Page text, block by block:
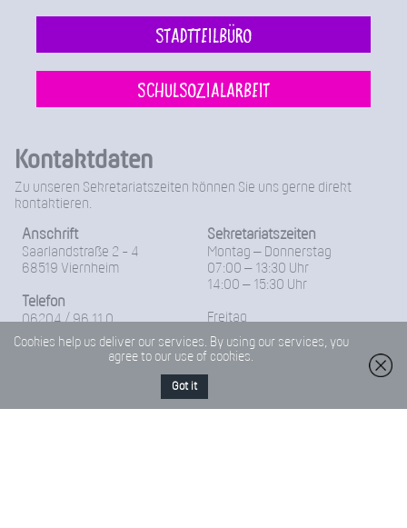
Stadtteilbüro
Schulsozialarbeit
Kontaktdaten
Zu unseren Sekretariatszeiten können Sie uns gerne direkt
kontaktieren.
Anschrift
Saarlandstraße 2 - 4
68519 Viernheim
Telefon
06204 / 96 11 0
Sekretariatszeiten
Montag – Donnerstag
07:00 – 13:30 Uhr
14:00 – 15:30 Uhr
Freitag
07:00 – 14:00 Uhr
Cookies help us deliver our services. By using our services, you
agree to our use of cookies.
Got it